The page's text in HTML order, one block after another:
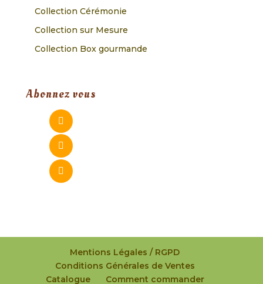
Collection Cérémonie
Collection sur Mesure
Collection Box gourmande
Abonnez vous
Mentions Légales / RGPD
Conditions Générales de Ventes
Catalogue
Comment commander